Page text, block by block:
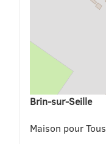
Brin-sur-Seille
Maison pour Tous